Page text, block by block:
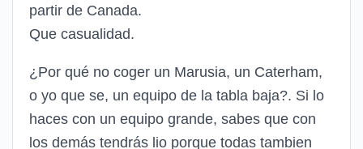
partir de Canada.
Que casualidad.
¿Por qué no coger un Marusia, un Caterham,
o yo que se, un equipo de la tabla baja?. Si lo
haces con un equipo grande, sabes que con
los demás tendrás lio porque todas tambien